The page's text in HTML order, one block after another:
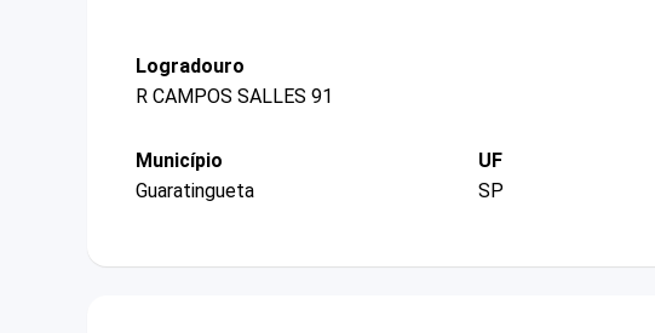
Logradouro
R CAMPOS SALLES 91
Município
Guaratingueta
UF
SP